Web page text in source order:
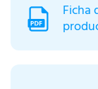
Ficha